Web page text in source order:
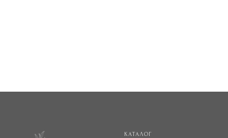
КАТАЛОГ